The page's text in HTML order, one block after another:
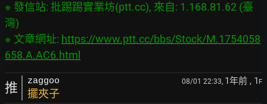
※ 發信站: 批踢踢實業坊(ptt.cc), 來自: 1.168.81.62 (臺
灣)
※ 文章網址: https://www.ptt.cc/bbs/Stock/M.1754058
658.A.AC6.html
推 zaggoo 08/01 22:33, 1年前 , 1 F
擺夾子